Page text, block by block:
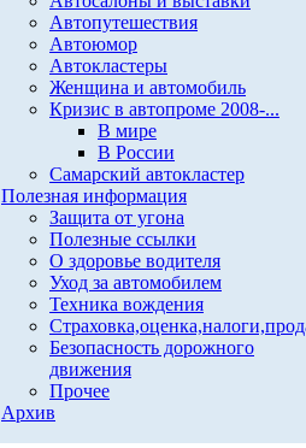
Автопутешествия
Автоюмор
Автокластеры
Женщина и автомобиль
Кризис в автопроме 2008-...
В мире
В России
Самарский автокластер
Полезная информация
Защита от угона
Полезные ссылки
О здоровье водителя
Уход за автомобилем
Техника вождения
Безопасность дорожного
движения
Прочее
Архив